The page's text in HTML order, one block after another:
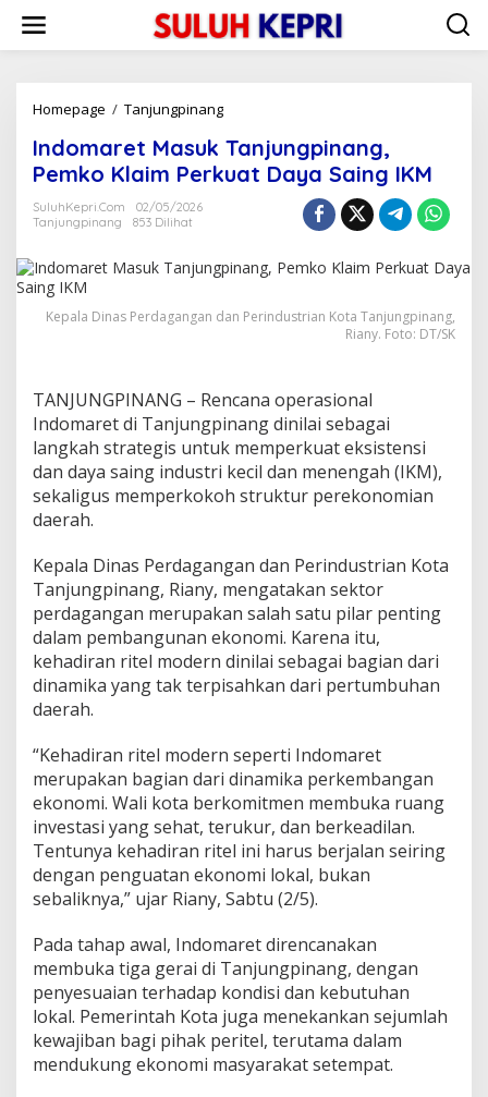
w
Homepage / Tanjungpinang
d
o
m
t
s
a
n
j
u
n
g
n
a
n
g
,
P
e
m
K
a
i
m
P
e
r
a
t
D
a
y
a
S
Indomaret Masuk Tanjungpinang,
Pemko Klaim Perkuat Daya Saing IKM
SuluhKepri.com
02/05/2026
Tanjungpinang
853 Dilihat
Kepala Dinas Perdagangan dan Perindustrian Kota Tanjungpinang,
Riany. Foto: DT/SK
TANJUNGPINANG – Rencana operasional
Indomaret di Tanjungpinang dinilai sebagai
langkah strategis untuk memperkuat eksistensi
dan daya saing industri kecil dan menengah (IKM),
sekaligus memperkokoh struktur perekonomian
daerah.
Kepala Dinas Perdagangan dan Perindustrian Kota
Tanjungpinang, Riany, mengatakan sektor
perdagangan merupakan salah satu pilar penting
dalam pembangunan ekonomi. Karena itu,
kehadiran ritel modern dinilai sebagai bagian dari
dinamika yang tak terpisahkan dari pertumbuhan
daerah.
“Kehadiran ritel modern seperti Indomaret
merupakan bagian dari dinamika perkembangan
ekonomi. Wali kota berkomitmen membuka ruang
investasi yang sehat, terukur, dan berkeadilan.
Tentunya kehadiran ritel ini harus berjalan seiring
dengan penguatan ekonomi lokal, bukan
sebaliknya,” ujar Riany, Sabtu (2/5).
Pada tahap awal, Indomaret direncanakan
membuka tiga gerai di Tanjungpinang, dengan
penyesuaian terhadap kondisi dan kebutuhan
lokal. Pemerintah Kota juga menekankan sejumlah
kewajiban bagi pihak peritel, terutama dalam
mendukung ekonomi masyarakat setempat.